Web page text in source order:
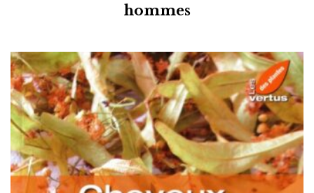
hommes